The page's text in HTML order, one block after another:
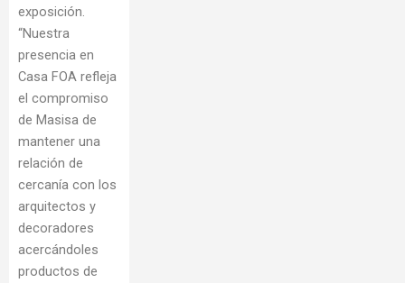
exposición.
“Nuestra
presencia en
Casa FOA refleja
el compromiso
de Masisa de
mantener una
relación de
cercanía con los
arquitectos y
decoradores
acercándoles
productos de